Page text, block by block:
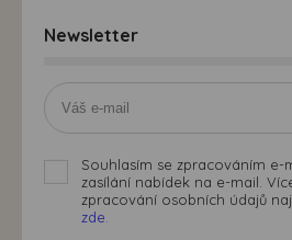
Newsletter
Souhlasím se zpracováním e-
zasílání nabídek na e-mail.
zpracování osobních údajů
zde.